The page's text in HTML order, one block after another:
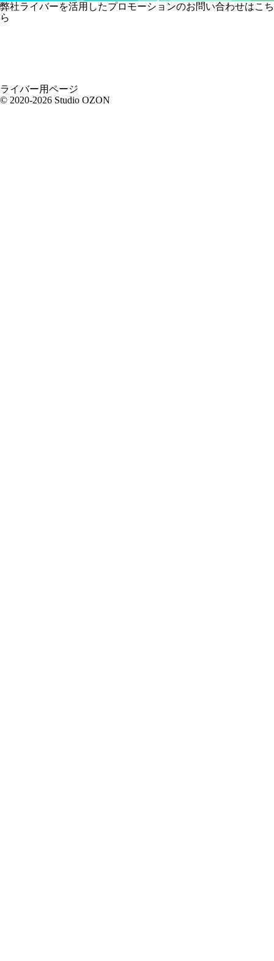
弊社ライバーを活用したプロモーションのお問い合わせはこち
ら
ライバー用ページ
© 2020-2026 Studio OZON